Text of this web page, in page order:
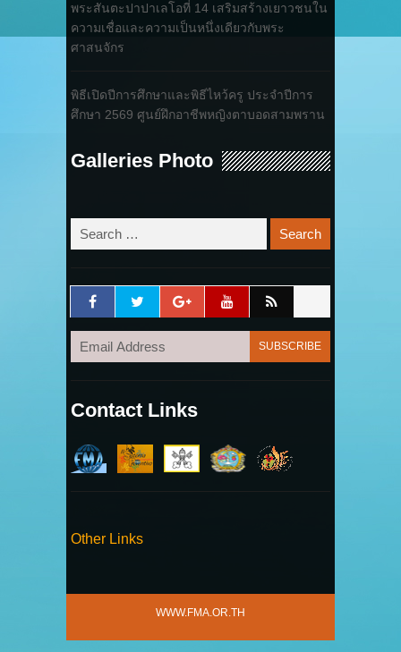
พระสันตะปาปาเลโอที่ 14 เสริมสร้างเยาวชนใน
ความเชื่อและความเป็นหนึ่งเดียวกับพระ
ศาสนจักร
พิธีเปิดปีการศึกษาและพิธีไหว้ครู ประจำปีการ
ศึกษา 2569 ศูนย์ฝึกอาชีพหญิงตาบอดสามพราน
Galleries Photo
Contact Links
Other Links
WWW.FMA.OR.TH